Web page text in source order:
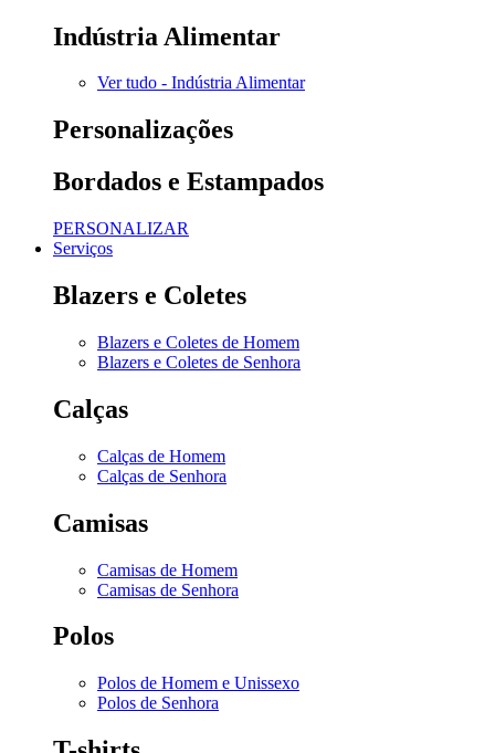
Indústria Alimentar
Ver tudo - Indústria Alimentar
Personalizações
Bordados e Estampados
PERSONALIZAR
Serviços
Blazers e Coletes
Blazers e Coletes de Homem
Blazers e Coletes de Senhora
Calças
Calças de Homem
Calças de Senhora
Camisas
Camisas de Homem
Camisas de Senhora
Polos
Polos de Homem e Unissexo
Polos de Senhora